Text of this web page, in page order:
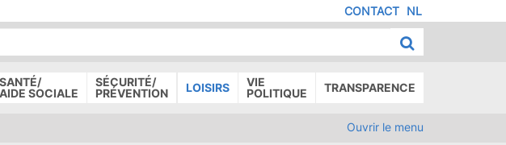
NL
MENU
DE
PAGE
CONTACT
SANTÉ/
AIDE SOCIALE
SÉCURITÉ/
PRÉVENTION
LOISIRS
VIE
POLITIQUE
TRANSPARENCE
Ouvrir le menu